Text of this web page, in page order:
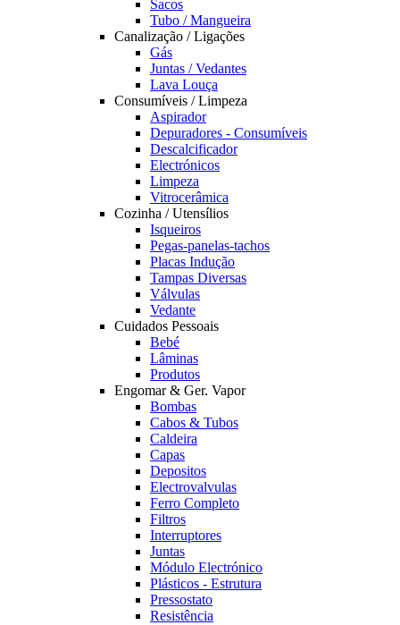
Sacos
Tubo / Mangueira
Canalização / Ligações
Gás
Juntas / Vedantes
Lava Louça
Consumíveis / Limpeza
Aspirador
Depuradores - Consumíveis
Descalcificador
Electrónicos
Limpeza
Vitrocerâmica
Cozinha / Utensílios
Isqueiros
Pegas-panelas-tachos
Placas Indução
Tampas Diversas
Válvulas
Vedante
Cuidados Pessoais
Bebé
Lâminas
Produtos
Engomar & Ger. Vapor
Bombas
Cabos & Tubos
Caldeira
Capas
Depositos
Electrovalvulas
Ferro Completo
Filtros
Interruptores
Juntas
Módulo Electrónico
Plásticos - Estrutura
Pressostato
Resistência